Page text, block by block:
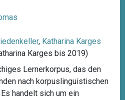
, Katharina Karges
Karges bis 2019)
Lernerkorpus, das den
nach korpuslinguistischen
handelt sich um ein